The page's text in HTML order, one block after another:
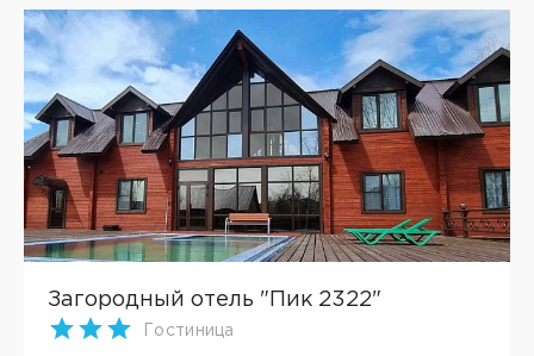
Загородный отель "Пик 2322"
Гостиница